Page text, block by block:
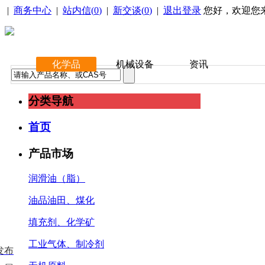
| 商务中心 | 站内信(0) | 新交谈(0) | 退出登录 您好，欢迎您
化学品 机械设备 资讯
分类导航
首页
产品市场
润滑油（脂）
油品油田、煤化
填充剂、化学矿
工业气体、制冷剂
布